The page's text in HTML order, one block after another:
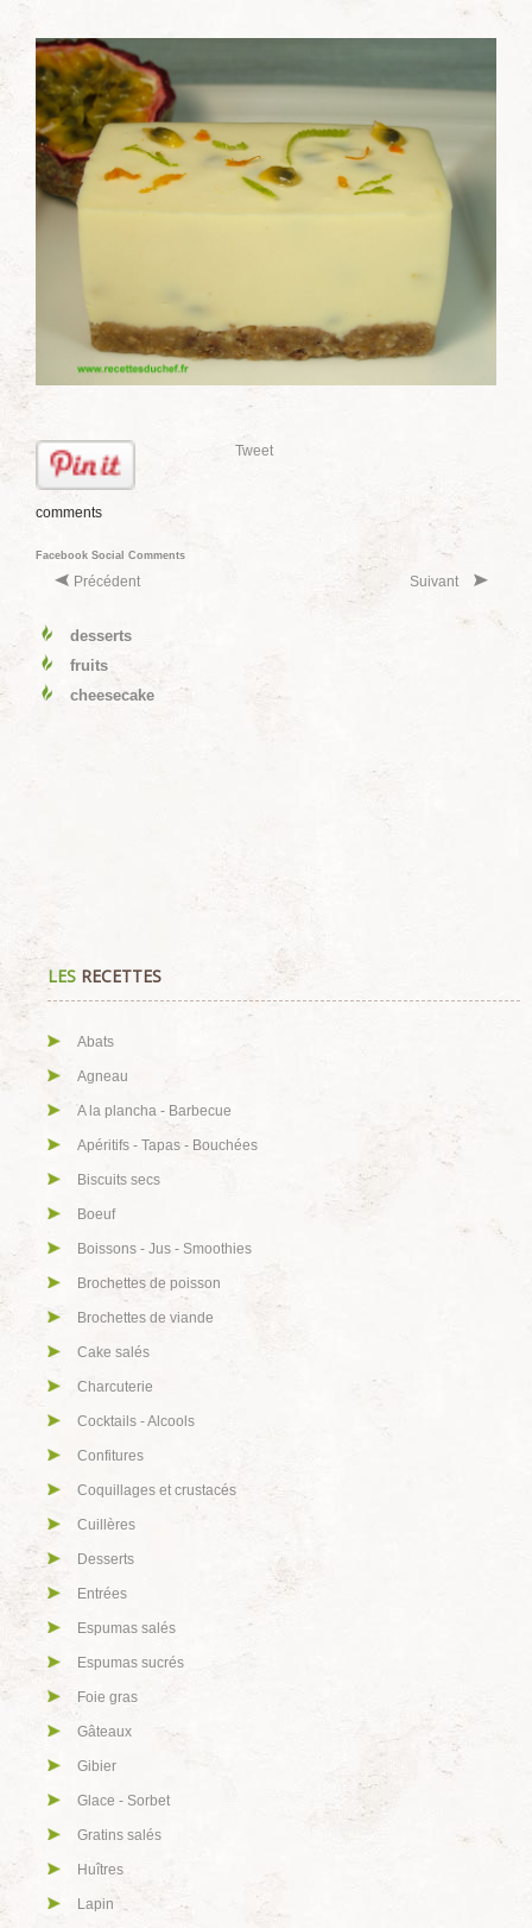
Tweet
comments
Facebook Social Comments
Précédent Suivant
desserts
fruits
cheesecake
LES RECETTES
Abats
Agneau
A la plancha - Barbecue
Apéritifs - Tapas - Bouchées
Biscuits secs
Boeuf
Boissons - Jus - Smoothies
Brochettes de poisson
Brochettes de viande
Cake salés
Charcuterie
Cocktails - Alcools
Confitures
Coquillages et crustacés
Cuillères
Desserts
Entrées
Espumas salés
Espumas sucrés
Foie gras
Gâteaux
Gibier
Glace - Sorbet
Gratins salés
Huîtres
Lapin